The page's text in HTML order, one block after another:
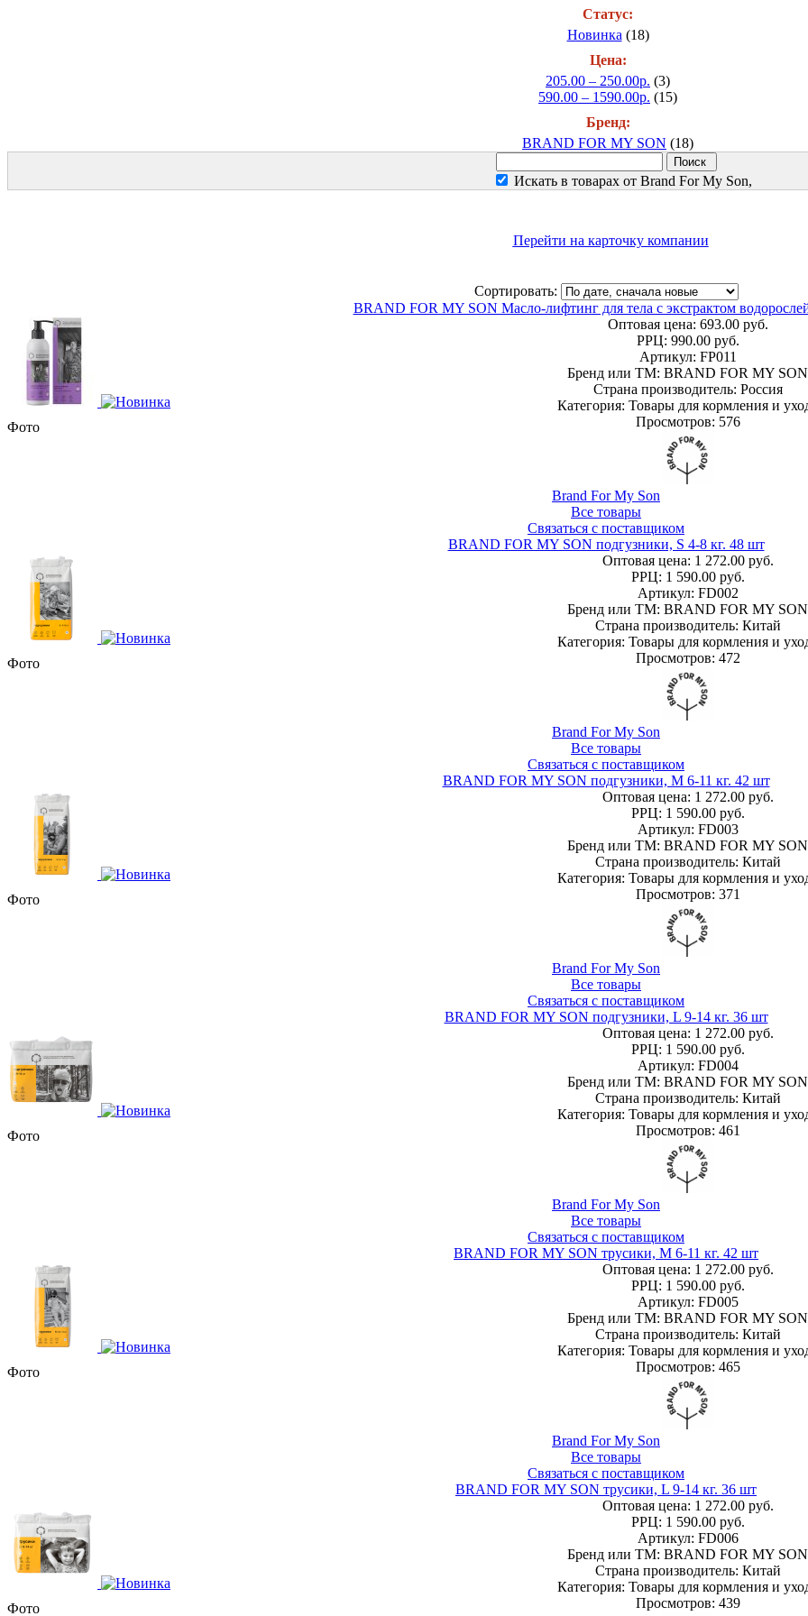
Статус:
Новинка (18)
Цена:
205.00 – 250.00р. (3)
590.00 – 1590.00р. (15)
Бренд:
BRAND FOR MY SON (18)
Искать в товарах от Brand For My Son,
Перейти на карточку компании
Сортировать:
BRAND FOR MY SON Масло-лифтинг для тела с экстрактом
Фото
Оптовая цена: 693.00 руб.
РРЦ: 990.00 руб.
Артикул: FP011
Бренд или ТМ: BRAND FOR MY SON
Страна производитель: Россия
Категория: Товары для кормления и
Просмотров: 576
Brand For My Son
Все товары
Связаться с поставщиком
BRAND FOR MY SON подгузники, S 4-8 кг. 48 шт
Фото
Оптовая цена: 1 272.00 руб.
РРЦ: 1 590.00 руб.
Артикул: FD002
Бренд или ТМ: BRAND FOR MY SON
Страна производитель: Китай
Категория: Товары для кормления и
Просмотров: 472
Brand For My Son
Все товары
Связаться с поставщиком
BRAND FOR MY SON подгузники, M 6-11 кг. 42 шт
Фото
Оптовая цена: 1 272.00 руб.
РРЦ: 1 590.00 руб.
Артикул: FD003
Бренд или ТМ: BRAND FOR MY SON
Страна производитель: Китай
Категория: Товары для кормления и
Просмотров: 371
Brand For My Son
Все товары
Связаться с поставщиком
BRAND FOR MY SON подгузники, L 9-14 кг. 36 шт
Фото
Оптовая цена: 1 272.00 руб.
РРЦ: 1 590.00 руб.
Артикул: FD004
Бренд или ТМ: BRAND FOR MY SON
Страна производитель: Китай
Категория: Товары для кормления и
Просмотров: 461
Brand For My Son
Все товары
Связаться с поставщиком
BRAND FOR MY SON трусики, M 6-11 кг. 42 шт
Фото
Оптовая цена: 1 272.00 руб.
РРЦ: 1 590.00 руб.
Артикул: FD005
Бренд или ТМ: BRAND FOR MY SON
Страна производитель: Китай
Категория: Товары для кормления и
Просмотров: 465
Brand For My Son
Все товары
Связаться с поставщиком
BRAND FOR MY SON трусики, L 9-14 кг. 36 шт
Фото
Оптовая цена: 1 272.00 руб.
РРЦ: 1 590.00 руб.
Артикул: FD006
Бренд или ТМ: BRAND FOR MY SON
Страна производитель: Китай
Категория: Товары для кормления и
Просмотров: 439